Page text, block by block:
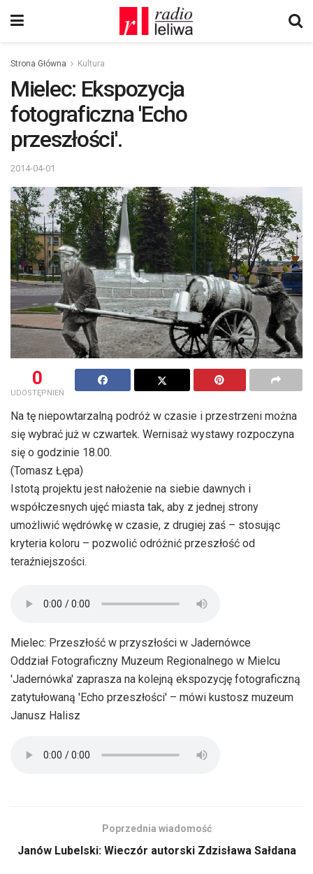
Strona Główna Kultura
Mielec: Ekspozycja
fotograficzna 'Echo
przeszłości'.
2014-04-01
0
UDOSTĘPNIEŃ
Na tę niepowtarzalną podróż w czasie i przestrzeni można
się wybrać już w czwartek. Wernisaż wystawy rozpoczyna
się o godzinie 18.00.
(Tomasz Łępa)
Istotą projektu jest nałożenie na siebie dawnych i
współczesnych ujęć miasta tak, aby z jednej strony
umożliwić wędrówkę w czasie, z drugiej zaś – stosując
kryteria koloru – pozwolić odróżnić przeszłość od
teraźniejszości.
Mielec: Przeszłość w przyszłości w Jadernówce
Oddział Fotograficzny Muzeum Regionalnego w Mielcu
'Jadernówka' zaprasza na kolejną ekspozycję fotograficzną
zatytułowaną 'Echo przeszłości' – mówi kustosz muzeum
Janusz Halisz
Poprzednia wiadomość
Janów Lubelski: Wieczór autorski Zdzisława Sałdana